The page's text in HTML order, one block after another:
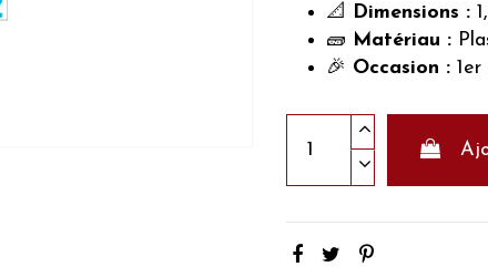
📐 Dimensions :
🧱 Matériau :
🎉 Occasion :